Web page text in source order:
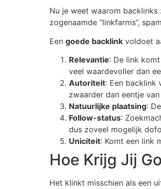
Nu je weet waarom
zogenaamde “linkfarms”,
Een goede backlink voldoet
Relevantie: De link
veel waardevoller dan
Autoriteit: Een backlink
zwaarder dan eentje
Natuurlijke plaatsing:
Follow-status:
dus zoveel mogelijk
Uniciteit: Komt een link
Hoe Krijg Jij
Het klinkt misschien als een